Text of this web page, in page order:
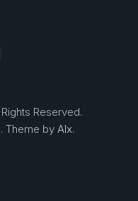
Reserved.
. Theme by Alx.